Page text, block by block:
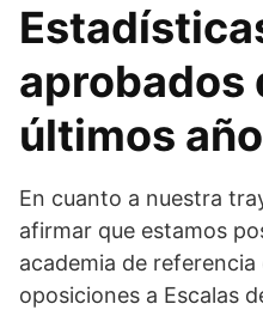
aprobados
últimos
En cuanto a nuestra
afirmar que estamos
academia de
oposiciones a Escalas